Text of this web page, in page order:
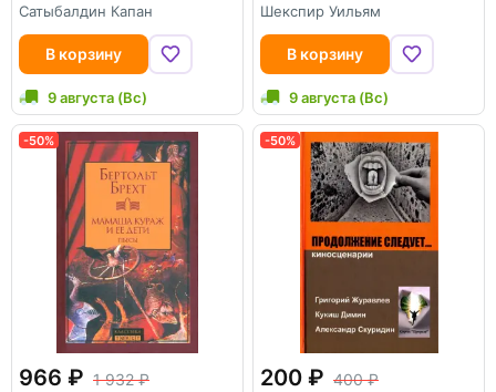
Сатыбалдин Капан
В корзину
9 августа (Вс)
Шекспир Уильям
В корзину
9 августа (Вс)
-50%
966
1 932
-50%
200
400